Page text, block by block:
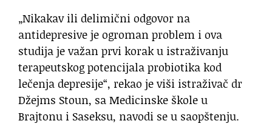
„Nikakav ili delimični odgovor na
antidepresive je ogroman problem i ova
studija je važan prvi korak u istraživanju
terapeutskog potencijala probiotika kod
lečenja depresije“, rekao je viši istraživač dr
Džejms Stoun, sa Medicinske škole u
Brajtonu i Saseksu, navodi se u saopštenju.